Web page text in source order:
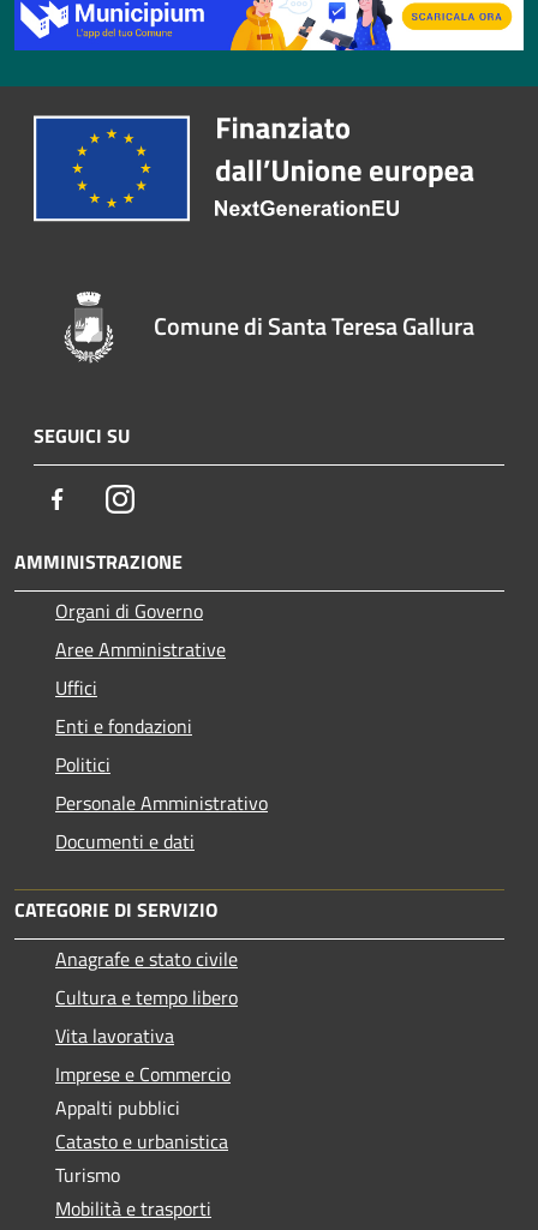
Comune di Santa Teresa Gallura
SEGUICI SU
FacebookInstagram
AMMINISTRAZIONE
Organi di Governo
Aree Amministrative
Uffici
Enti e fondazioni
Politici
Personale Amministrativo
Documenti e dati
CATEGORIE DI SERVIZIO
Anagrafe e stato civile
Cultura e tempo libero
Vita lavorativa
Imprese e Commercio
Appalti pubblici
Catasto e urbanistica
Turismo
Mobilità e trasporti